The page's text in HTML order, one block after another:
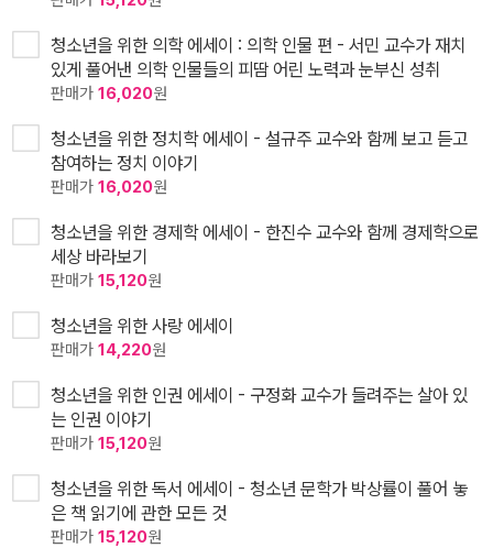
청소년을 위한 의학 에세이 : 의학 인물 편 - 서민 교수가 재치
있게 풀어낸 의학 인물들의 피땀 어린 노력과 눈부신 성취
판매가 16,020원
청소년을 위한 정치학 에세이 - 설규주 교수와 함께 보고 듣고
참여하는 정치 이야기
판매가 16,020원
청소년을 위한 경제학 에세이 - 한진수 교수와 함께 경제학으로
세상 바라보기
판매가 15,120원
청소년을 위한 사랑 에세이
판매가 14,220원
청소년을 위한 인권 에세이 - 구정화 교수가 들려주는 살아 있
는 인권 이야기
판매가 15,120원
청소년을 위한 독서 에세이 - 청소년 문학가 박상률이 풀어 놓
은 책 읽기에 관한 모든 것
판매가 15,120원